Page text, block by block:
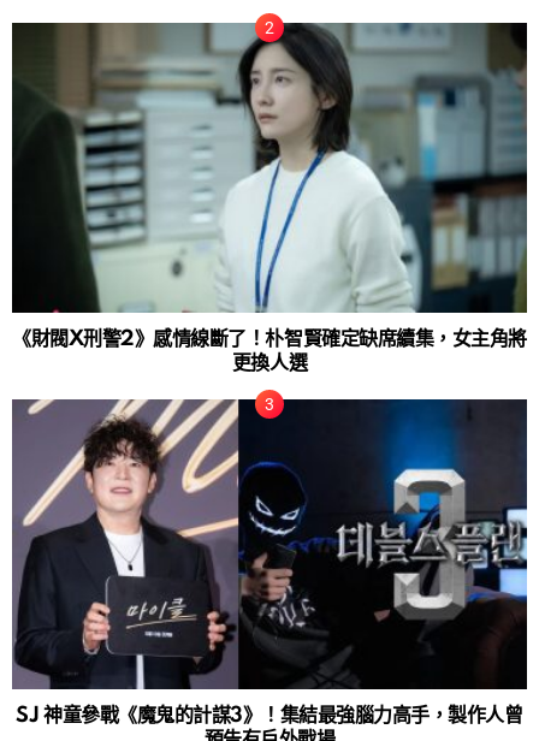
《財閥X刑警2》感情線斷了！朴智賢確定缺席續集，女主角將
更換人選
SJ 神童參戰《魔鬼的計謀3》！集結最強腦力高手，製作人曾